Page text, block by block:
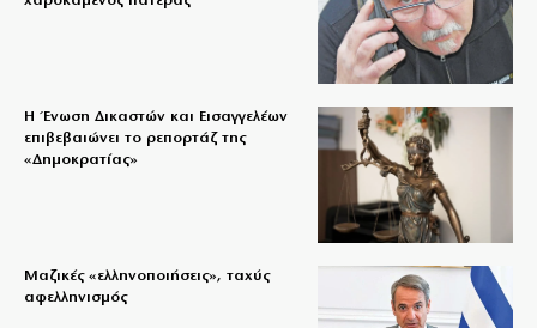
Η Ένωση Δικαστών και Εισαγγελέων
επιβεβαιώνει το ρεπορτάζ της
«Δημοκρατίας»
Μαζικές «ελληνοποιήσεις», ταχύς
αφελληνισμός